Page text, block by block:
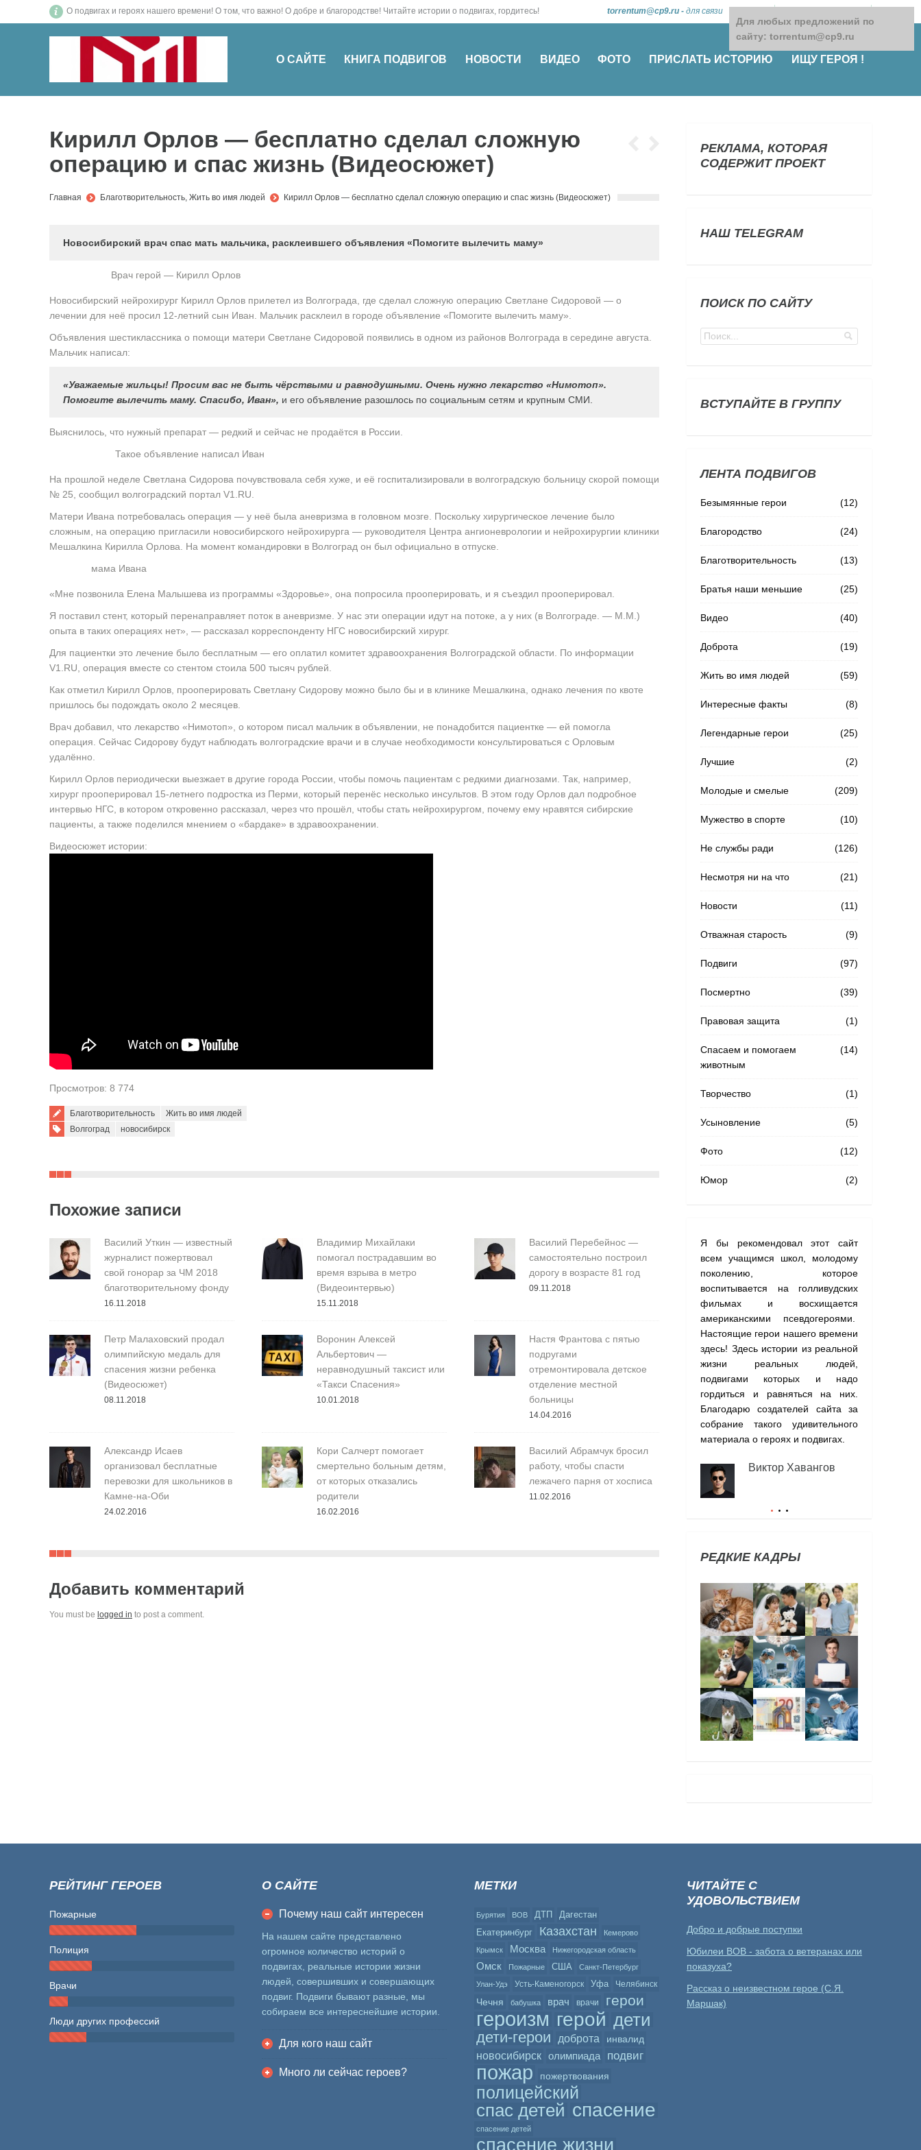
О подвигах и героях нашего времени! О том, что важно! О добре и благородстве! Читайте истории о подвигах, гордитесь! torrentum@cp9.ru - для связи
О САЙТЕ КНИГА ПОДВИГОВ НОВОСТИ ВИДЕО ФОТО ПРИСЛАТЬ ИСТОРИЮ ИЩУ ГЕРОЯ !
Кирилл Орлов — бесплатно сделал сложную
операцию и спас жизнь (Видеосюжет)
You are here:
Главная Благотворительность, Жить во имя людей Кирилл Орлов — бесплатно сделал сложную операцию и спас жизнь (Видеосюжет)
Новосибирский врач спас мать мальчика, расклеившего объявления «Помогите вылечить маму»
Врач герой — Кирилл Орлов
Новосибирский нейрохирург Кирилл Орлов прилетел из Волгограда, где сделал сложную операцию Светлане Сидоровой — о
лечении для неё просил 12-летний сын Иван. Мальчик расклеил в городе объявление «Помогите вылечить маму».
Объявления шестиклассника о помощи матери Светлане Сидоровой появились в одном из районов Волгограда в середине августа.
Мальчик написал:
«Уважаемые жильцы! Просим вас не быть чёрствыми и равнодушными. Очень нужно лекарство «Нимотоп».
Помогите вылечить маму. Спасибо, Иван», и его объявление разошлось по социальным сетям и крупным СМИ.
Выяснилось, что нужный препарат — редкий и сейчас не продаётся в России.
Такое объявление написал Иван
На прошлой неделе Светлана Сидорова почувствовала себя хуже, и её госпитализировали в волгоградскую больницу скорой помощи
№ 25, сообщил волгоградский портал V1.RU.
Матери Ивана потребовалась операция — у неё была аневризма в головном мозге. Поскольку хирургическое лечение было
сложным, на операцию пригласили новосибирского нейрохирурга — руководителя Центра ангионеврологии и нейрохирургии клиники
Мешалкина Кирилла Орлова. На момент командировки в Волгоград он был официально в отпуске.
мама Ивана
«Мне позвонила Елена Малышева из программы «Здоровье», она попросила прооперировать, и я съездил прооперировал.
Я поставил стент, который перенаправляет поток в аневризме. У нас эти операции идут на потоке, а у них (в Волгограде. — М.М.)
опыта в таких операциях нет», — рассказал корреспонденту НГС новосибирский хирург.
Для пациентки это лечение было бесплатным — его оплатил комитет здравоохранения Волгоградской области. По информации
V1.RU, операция вместе со стентом стоила 500 тысяч рублей.
Как отметил Кирилл Орлов, прооперировать Светлану Сидорову можно было бы и в клинике Мешалкина, однако лечения по квоте
пришлось бы подождать около 2 месяцев.
Врач добавил, что лекарство «Нимотоп», о котором писал мальчик в объявлении, не понадобится пациентке — ей помогла
операция. Сейчас Сидорову будут наблюдать волгоградские врачи и в случае необходимости консультироваться с Орловым
удалённо.
Кирилл Орлов периодически выезжает в другие города России, чтобы помочь пациентам с редкими диагнозами. Так, например,
хирург прооперировал 15-летнего подростка из Перми, который перенёс несколько инсультов. В этом году Орлов дал подробное
интервью НГС, в котором откровенно рассказал, через что прошёл, чтобы стать нейрохирургом, почему ему нравятся сибирские
пациенты, а также поделился мнением о «бардаке» в здравоохранении.
Видеосюжет истории:
Просмотров: 8 774
Благотворительность
Жить во имя людей
Tags:
Волгоград новосибирск
Похожие записи
Василий Уткин — известный
журналист пожертвовал
свой гонорар за ЧМ 2018
благотворительному фонду
16.11.2018
Владимир Михайлаки
помогал пострадавшим во
время взрыва в метро
(Видеоинтервью)
15.11.2018
Василий Перебейнос —
самостоятельно построил
дорогу в возрасте 81 год
09.11.2018
Петр Малаховский продал
олимпийскую медаль для
спасения жизни ребенка
(Видеосюжет)
08.11.2018
Воронин Алексей
Альбертович —
неравнодушный таксист или
«Такси Спасения»
10.01.2018
Настя Франтова с пятью
подругами
отремонтировала детское
отделение местной
больницы
14.04.2016
Александр Исаев
организовал бесплатные
перевозки для школьников в
Камне-на-Оби
24.02.2016
Кори Салчерт помогает
смертельно больным детям,
от которых отказались
родители
16.02.2016
Василий Абрамчук бросил
работу, чтобы спасти
лежачего парня от хосписа
11.02.2016
Добавить комментарий
You must be logged in to post a comment.
РЕКЛАМА, КОТОРАЯ
СОДЕРЖИТ ПРОЕКТ
НАШ TELEGRAM
ПОИСК ПО САЙТУ
ВСТУПАЙТЕ В ГРУППУ
ЛЕНТА ПОДВИГОВ
(12)
Безымянные герои
(24)
Благородство
(13)
Благотворительность
(25)
Братья наши меньшие
(40)
Видео
(19)
Доброта
(59)
Жить во имя людей
(8)
Интересные факты
(25)
Легендарные герои
(2)
Лучшие
(209)
Молодые и смелые
(10)
Мужество в спорте
(126)
Не службы ради
(21)
Несмотря ни на что
(11)
Новости
(9)
Отважная старость
(97)
Подвиги
(39)
Посмертно
(1)
Правовая защита
(14)
Спасаем и помогаем
животным
(1)
Творчество
(5)
Усыновление
(12)
Фото
(2)
Юмор
Я бы рекомендовал этот сайт
всем учащимся школ, молодому
поколению, которое
воспитывается на голливудских
фильмах и восхищается
американскими псевдогероями.
Настоящие герои нашего времени
здесь! Здесь истории из реальной
жизни реальных людей,
подвигами которых и надо
гордиться и равняться на них.
Благодарю создателей сайта за
собрание такого удивительного
материала о героях и подвигах.
Виктор Хавангов
РЕДКИЕ КАДРЫ
РЕЙТИНГ ГЕРОЕВ
Пожарные
Полиция
Врачи
Люди других профессий
О САЙТЕ
Почему наш сайт интересен
На нашем сайте представлено
огромное количество историй о
подвигах, реальные истории жизни
людей, совершивших и совершающих
подвиг. Подвиги бывают разные, мы
собираем все интереснейшие истории.
Для кого наш сайт
Много ли сейчас героев?
МЕТКИ
Бурятия ВОВ ДТП
Дагестан
Екатеринбург
Казахстан Кемерово
Крымск Москва Нижегородская область
Омск Пожарные США Санкт-Петербург
Улан-Удэ Усть-Каменогорск Уфа Челябинск
Чечня бабушка врач врачи герои
героизм герой дети
дети-герои доброта инвалид
новосибирск олимпиада подвиг
пожар пожертвования
полицейский
спас детей спасение
спасение детей
спасение жизни
ЧИТАЙТЕ С
УДОВОЛЬСТВИЕМ
Добро и добрые поступки
Юбилеи ВОВ - забота о ветеранах или
показуха?
Рассказ о неизвестном герое (С.Я.
Маршак)
Для любых предложений по
сайту: torrentum@cp9.ru